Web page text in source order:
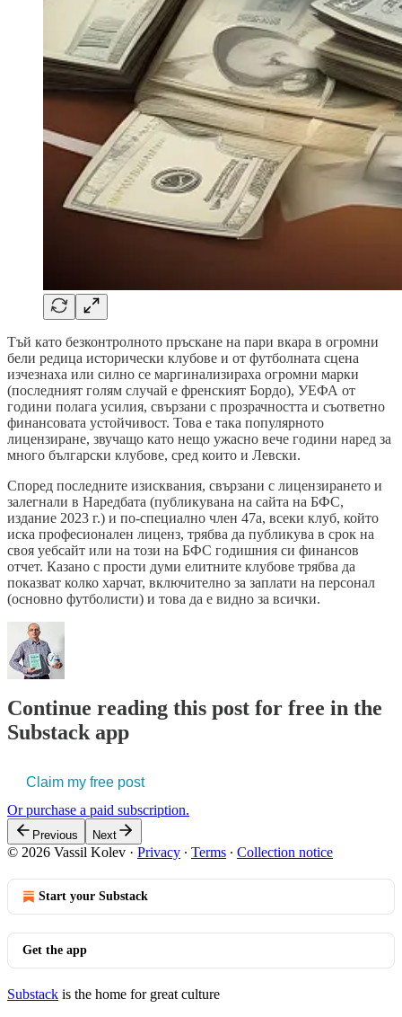
Тъй като безконтролното пръскане на пари вкара в огромни
бели редица исторически клубове и от футболната сцена
изчезнаха или силно се маргинализираха огромни марки
(последният голям случай е френският Бордо), УЕФА от
години полага усилия, свързани с прозрачността и съответно
финансовата устойчивост. Това е така популярното
лицензиране, звучащо като нещо ужасно вече години наред за
много български клубове, сред които и Левски.
Според последните изисквания, свързани с лицензирането и
залегнали в Наредбата (публикувана на сайта на БФС,
издание 2023 г.) и по-специално член 47а, всеки клуб, който
иска професионален лиценз, трябва да публикува в срок на
своя уебсайт или на този на БФС годишния си финансов
отчет. Казано с прости думи елитните клубове трябва да
показват колко харчат, включително за заплати на персонал
(основно футболисти) и това да е видно за всички.
Continue reading this post for free in the
Substack app
Claim my free post
Or purchase a paid subscription.
Previous Next
© 2026 Vassil Kolev · Privacy ∙ Terms ∙ Collection notice
Start your Substack
Get the app
Substack is the home for great culture